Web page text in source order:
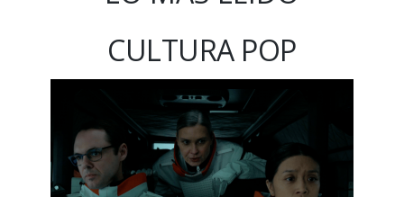
CULTURA POP